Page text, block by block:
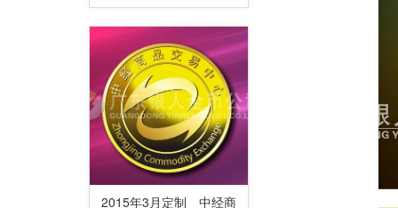
2015年3月定制 中经商